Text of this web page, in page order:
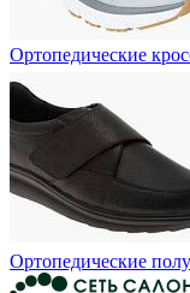
Ортопедические
Ортопедические